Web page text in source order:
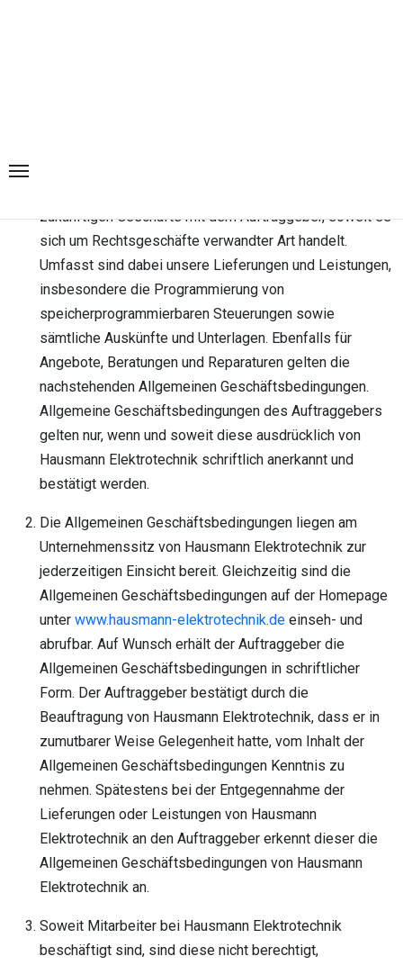
zukünftigen Geschäfte mit dem Auftraggeber, soweit es
sich um Rechtsgeschäfte verwandter Art handelt.
Umfasst sind dabei unsere Lieferungen und Leistungen,
insbesondere die Programmierung von
speicherprogrammierbaren Steuerungen sowie
sämtliche Auskünfte und Unterlagen. Ebenfalls für
Angebote, Beratungen und Reparaturen gelten die
nachstehenden Allgemeinen Geschäftsbedingungen.
Allgemeine Geschäftsbedingungen des Auftraggebers
gelten nur, wenn und soweit diese ausdrücklich von
Hausmann Elektrotechnik schriftlich anerkannt und
bestätigt werden.
Die Allgemeinen Geschäftsbedingungen liegen am
Unternehmenssitz von Hausmann Elektrotechnik zur
jederzeitigen Einsicht bereit. Gleichzeitig sind die
Allgemeinen Geschäftsbedingungen auf der Homepage
unter www.hausmann-elektrotechnik.de einseh- und
abrufbar. Auf Wunsch erhält der Auftraggeber die
Allgemeinen Geschäftsbedingungen in schriftlicher
Form. Der Auftraggeber bestätigt durch die
Beauftragung von Hausmann Elektrotechnik, dass er in
zumutbarer Weise Gelegenheit hatte, vom Inhalt der
Allgemeinen Geschäftsbedingungen Kenntnis zu
nehmen. Spätestens bei der Entgegennahme der
Lieferungen oder Leistungen von Hausmann
Elektrotechnik an den Auftraggeber erkennt dieser die
Allgemeinen Geschäftsbedingungen von Hausmann
Elektrotechnik an.
Soweit Mitarbeiter bei Hausmann Elektrotechnik
beschäftigt sind, sind diese nicht berechtigt,